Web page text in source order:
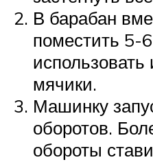
В барабан
поместить 5-
мячики.
Машинку
оборотов.
обороты